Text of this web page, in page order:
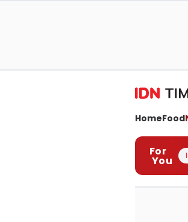
HomeFood
For
You